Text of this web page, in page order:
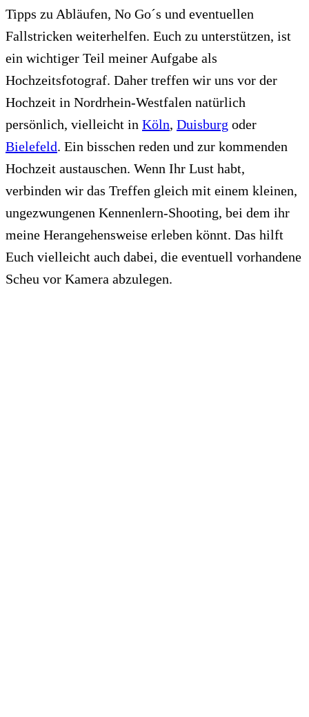
Tipps zu Abläufen, No Go´s und eventuellen
Fallstricken weiterhelfen. Euch zu unterstützen, ist
ein wichtiger Teil meiner Aufgabe als
Hochzeitsfotograf. Daher treffen wir uns vor der
Hochzeit in Nordrhein-Westfalen natürlich
persönlich, vielleicht in Köln, Duisburg oder
Bielefeld. Ein bisschen reden und zur kommenden
Hochzeit austauschen. Wenn Ihr Lust habt,
verbinden wir das Treffen gleich mit einem kleinen,
ungezwungenen Kennenlern-Shooting, bei dem ihr
meine Herangehensweise erleben könnt. Das hilft
Euch vielleicht auch dabei, die eventuell vorhandene
Scheu vor Kamera abzulegen.